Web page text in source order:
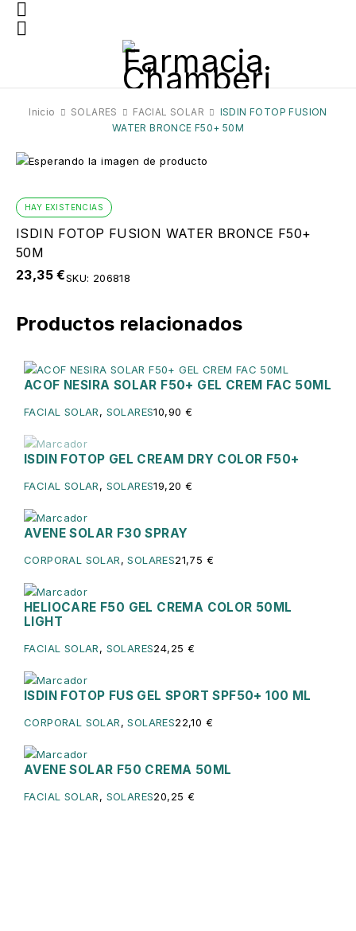
Inicio SOLARES FACIAL SOLAR
ISDIN FOTOP FUSION
WATER BRONCE F50+ 50M
HAY EXISTENCIAS
ISDIN FOTOP FUSION WATER BRONCE F50+
50M
23,35€SKU: 206818
Productos relacionados
ACOF NESIRA SOLAR F50+ GEL CREM FAC 50ML
FACIAL SOLAR, SOLARES10,90 €
Sin existencias
ISDIN FOTOP GEL CREAM DRY COLOR F50+
FACIAL SOLAR, SOLARES19,20 €
AVENE SOLAR F30 SPRAY
CORPORAL SOLAR,SOLARES21,75 €
HELIOCARE F50 GEL CREMA COLOR 50ML
LIGHT
FACIAL SOLAR, SOLARES24,25 €
ISDIN FOTOP FUS GEL SPORT SPF50+ 100 ML
CORPORAL SOLAR,SOLARES22,10 €
AVENE SOLAR F50 CREMA 50ML
FACIAL SOLAR, SOLARES20,25 €